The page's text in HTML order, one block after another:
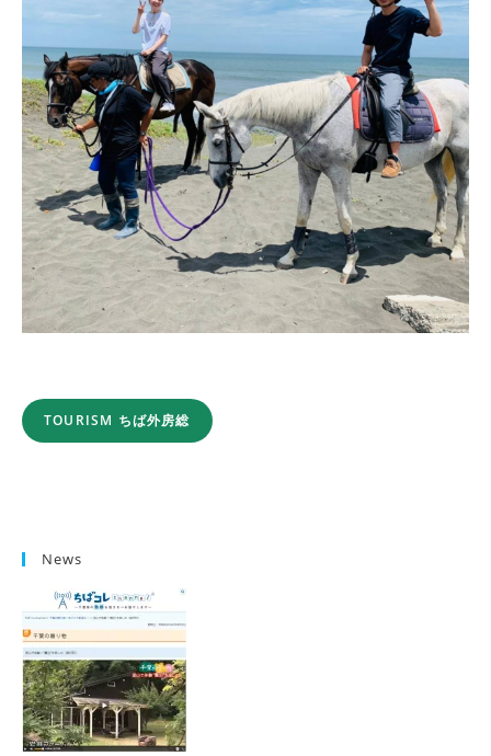
TOURISM ちば外房総
News